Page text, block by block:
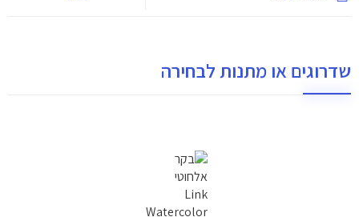
שדרוגים או מתנות לבחירה